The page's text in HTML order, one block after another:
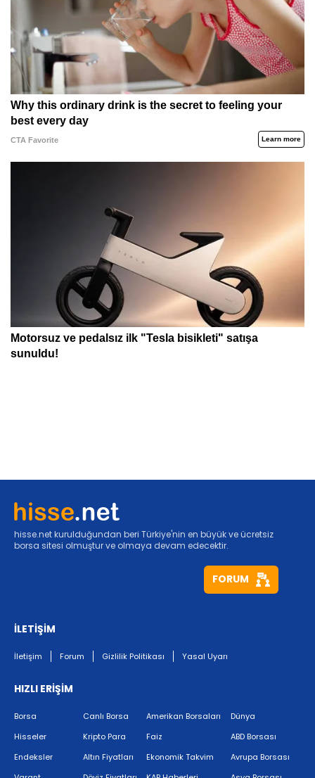
hisse.net kurulduğundan beri Türkiye'nin en büyük ve ücretsiz
borsa sitesi olmuştur ve olmaya devam edecektir.
FORUM
İLETİŞİM
İletişim Forum Gizlilik Politikası Yasal Uyarı
HIZLI ERİŞİM
Borsa
Hisseler
Endeksler
Canlı Borsa
Kripto Para
Altın Fiyatları
Amerikan Borsaları
Faiz
Ekonomik Takvim
Dünya
ABD Borsası
Avrupa Borsası